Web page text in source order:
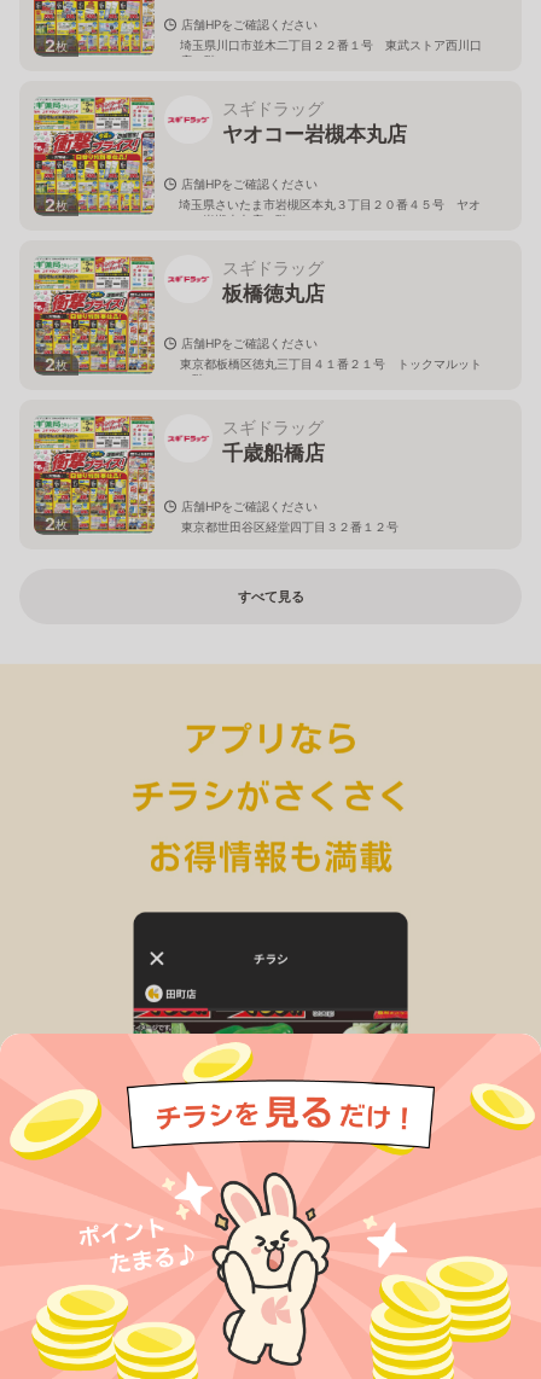
2枚
店舗HPをご確認ください
埼玉県川口市並木二丁目２２番１号 東武ストア西川口
店２階
2枚
スギドラッグ
ヤオコー岩槻本丸店
店舗HPをご確認ください
埼玉県さいたま市岩槻区本丸３丁目２０番４５号 ヤオ
コー岩槻本丸店２階
2枚
スギドラッグ
板橋徳丸店
店舗HPをご確認ください
東京都板橋区徳丸三丁目４１番２１号 トックマルット
１階
2枚
スギドラッグ
千歳船橋店
店舗HPをご確認ください
東京都世田谷区経堂四丁目３２番１２号
すべて見る